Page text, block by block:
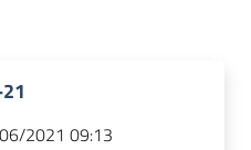
2021 09:13